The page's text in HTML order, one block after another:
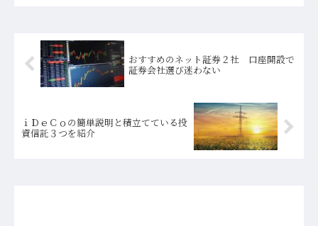
おすすめのネット証券２社 口座開設で
証券会社選び迷わない
ｉＤｅＣｏの簡単説明と積立てている投
資信託３つを紹介